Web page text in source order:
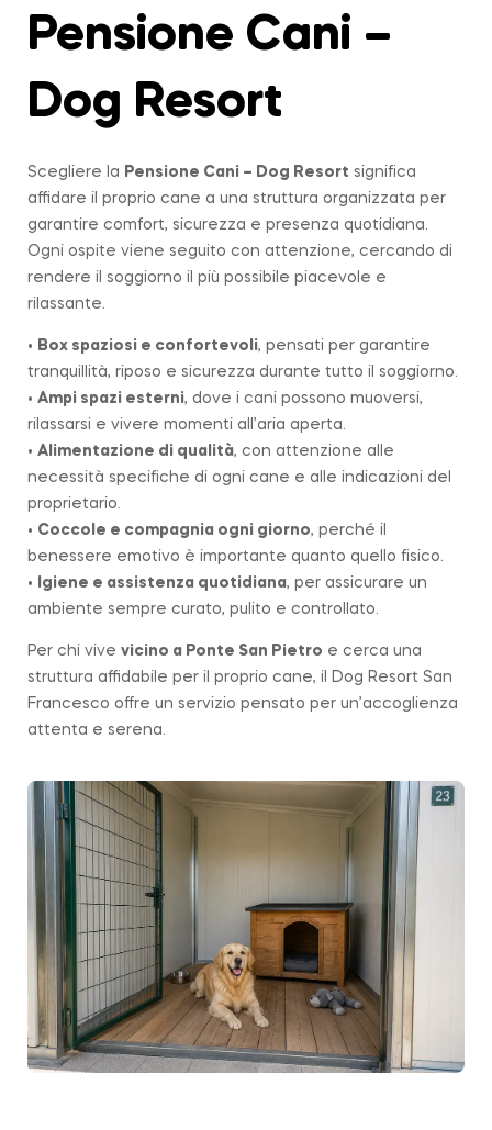
Pensione Cani –
Dog Resort
Scegliere la Pensione Cani – Dog Resort significa
affidare il proprio cane a una struttura organizzata per
garantire comfort, sicurezza e presenza quotidiana.
Ogni ospite viene seguito con attenzione, cercando di
rendere il soggiorno il più possibile piacevole e
rilassante.
• Box spaziosi e confortevoli, pensati per garantire
tranquillità, riposo e sicurezza durante tutto il soggiorno.
• Ampi spazi esterni, dove i cani possono muoversi,
rilassarsi e vivere momenti all’aria aperta.
• Alimentazione di qualità, con attenzione alle
necessità specifiche di ogni cane e alle indicazioni del
proprietario.
• Coccole e compagnia ogni giorno, perché il
benessere emotivo è importante quanto quello fisico.
•
Igiene e assistenza quotidiana, per assicurare un
ambiente sempre curato, pulito e controllato.
Per chi vive vicino a Ponte San Pietro e cerca una
struttura affidabile per il proprio cane, il Dog Resort San
Francesco offre un servizio pensato per un’accoglienza
attenta e serena.